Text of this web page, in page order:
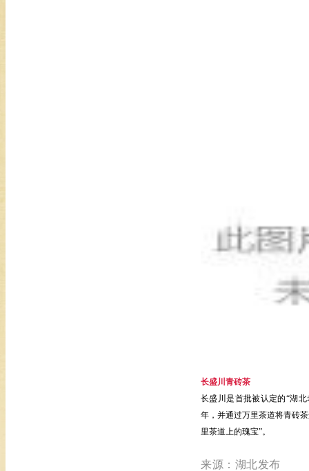
长盛川青砖茶
长盛川是首批被认定的“湖
年，并通过万里茶道将青砖
里茶道上的瑰宝”。
来源：湖北发布